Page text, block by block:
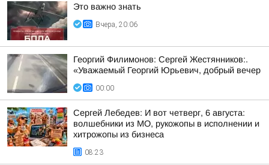
Это важно знать
Вчера, 20:06
Георгий Филимонов: Сергей Жестянников:.
«Уважаемый Георгий Юрьевич, добрый вечер
00:00
Сергей Лебедев: И вот четверг, 6 августа:
волшебники из МО, рукожопы в исполнении и
хитрожопы из бизнеса
08:23